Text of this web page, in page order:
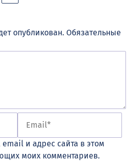
опубликован. Обязательные
и адрес сайта в этом
моих комментариев.